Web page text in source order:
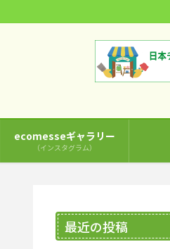
ecomesseギャラリー
（インスタグラム）
最近の投稿